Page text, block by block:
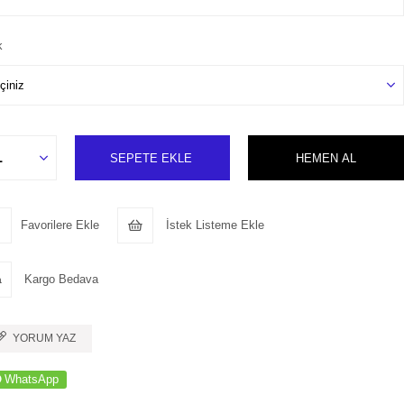
Favorilere Ekle İstek Listeme Ekle
Kargo Bedava
YORUM YAZ
WhatsApp